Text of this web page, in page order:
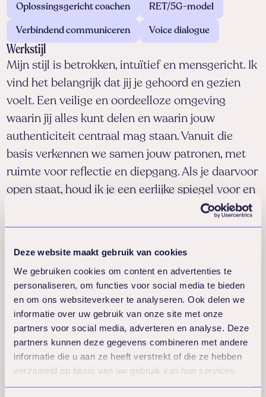
Deze website maakt gebruik van cookies
We gebruiken cookies om content en advertenties te
personaliseren, om functies voor social media te bieden
en om ons websiteverkeer te analyseren. Ook delen we
informatie over uw gebruik van onze site met onze
partners voor social media, adverteren en analyse. Deze
partners kunnen deze gegevens combineren met andere
informatie die u aan ze heeft verstrekt of die ze hebben
verzameld op basis van uw gebruik van hun services.
achtergrond (Iraans-Nederlands) zorgen
ervoor dat ik mij goed kan verplaatsen in
uiteenlopende omstandigheden. Anderen
omschrijven mij als betrokken, empathisch
en optimistisch. In mijn vrije tijd reis ik
graag en spendeer ik tijd met mijn
dierbaren. Ik geniet daarnaast van
hardlopen en naar de sauna gaan of een
mooie documentaire/film kijken.
Oplossingsgericht coachen RET/5G-model
Verbindend communiceren Voice dialogue
Werkstijl
Mijn stijl is betrokken, intuïtief en mensgericht. Ik
vind het belangrijk dat jij je gehoord en gezien
voelt. Een veilige en oordeelloze omgeving
waarin jij alles kunt delen en waarin jouw
authenticiteit centraal mag staan. Vanuit die
basis verkennen we samen jouw patronen, met
ruimte voor reflectie en diepgang. Als je daarvoor
open staat, houd ik je een eerlijke spiegel voor en
geef ik concrete oefeningen en praktische
handvatten die jouw proces verder kunnen
NOBCO-niveau:practitioner
Opleidingen & Certificeringen
Gecertificeerd Coach op Practitioner niveau
(NOBCO/EIA)
Gecertificeerd DISC en Drijfveren specialist
Post-HBO Registeropleiding tot Professioneel Coach
(NOBCO/EQA)